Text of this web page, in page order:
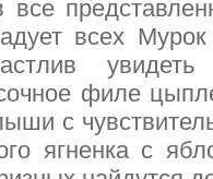
все
всех
филе
с
ягненка с